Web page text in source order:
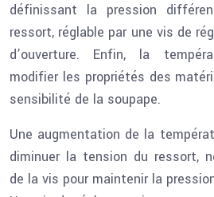
définissant la pression
ressort, réglable par une vis de
d’ouverture. Enfin, la
modifier les propriétés des
sensibilité de la soupape.
Une augmentation de la
diminuer la tension du ressort,
de la vis pour maintenir la